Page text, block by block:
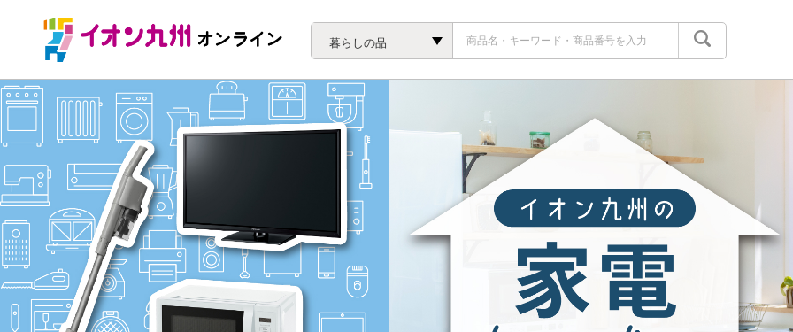
暮らしの品